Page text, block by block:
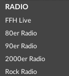
RADIO
FFH Live
80er Radio
90er Radio
2000er Radio
Rock Radio